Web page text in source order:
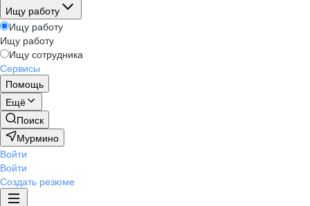
Ищу работу
Ищу работу
Ищу работу
Ищу сотрудника
Сервисы
Помощь
Ещё
Поиск
Мурмино
Войти
Войти
Создать резюме